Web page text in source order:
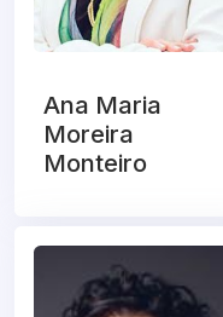
Ana Maria
Moreira
Monteiro